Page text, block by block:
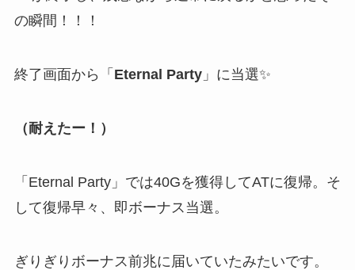
の瞬間！！！
終了画面から「 Eternal Party」に当選✨
（耐えたー！）
「Eternal Party」では40Gを獲得してATに復帰。そ
して復帰早々、即ボーナス当選。
ぎりぎりボーナス前兆に届いていたみたいです。